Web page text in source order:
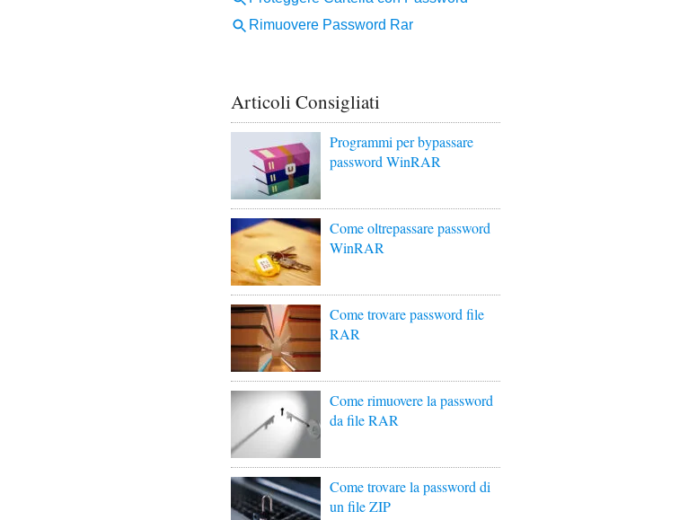
Articoli Consigliati
Programmi per bypassare
password WinRAR
Come oltrepassare password
WinRAR
Come trovare password file
RAR
Come rimuovere la password
da file RAR
Come trovare la password di
un file ZIP